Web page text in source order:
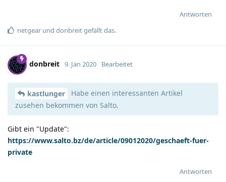
Antworten
netgear und donbreitgefällt das.
donbreit 9. Jan 2020 Bearbeitet
kastlunger
Habe einen interessanten Artikel
zusehen bekommen von Salto.
Gibt ein "Update":
https://www.salto.bz/de/article/09012020/geschaeft-fuer-
private
Antworten